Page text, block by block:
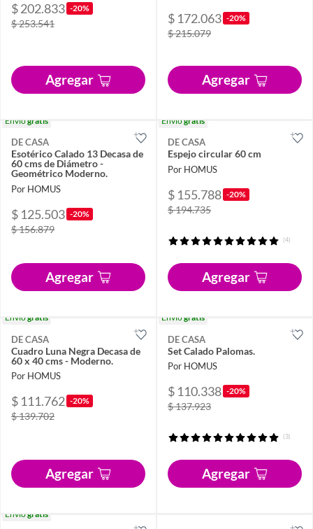
$ 202.833 -20%
$ 253.541
Agregar
$ 172.063 -20%
$ 215.079
Agregar
Envíogratis
DE CASA
Esotérico Calado 13 Decasa de
60 cms de Diámetro -
Geométrico Moderno.
Por HOMUS
$ 125.503 -20%
$ 156.879
Agregar
Envíogratis
DE CASA
Espejo circular 60 cm
Por HOMUS
$ 155.788 -20%
$ 194.735
(4)
Agregar
Envíogratis
DE CASA
Cuadro Luna Negra Decasa de
60 x 40 cms - Moderno.
Por HOMUS
$ 111.762 -20%
$ 139.702
Agregar
Envíogratis
DE CASA
Set Calado Palomas.
Por HOMUS
$ 110.338 -20%
$ 137.923
(3)
Agregar
Envíogratis